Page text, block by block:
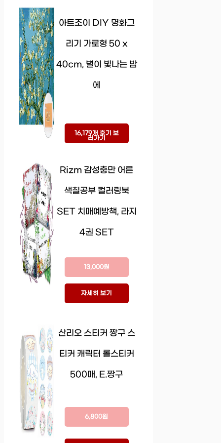
아트조이 DIY 명화그
리기 가로형 50 x
40cm, 별이 빛나는 밤
에
16,179개 후기 보
러가기
Rizm 감성충만 어른
색칠공부 컬러링북
SET 치매예방책, 라지
4권 SET
13,000원
자세히 보기
산리오 스티커 짱구 스
티커 캐릭터 롤스티커
500매, E.짱구
6,800원